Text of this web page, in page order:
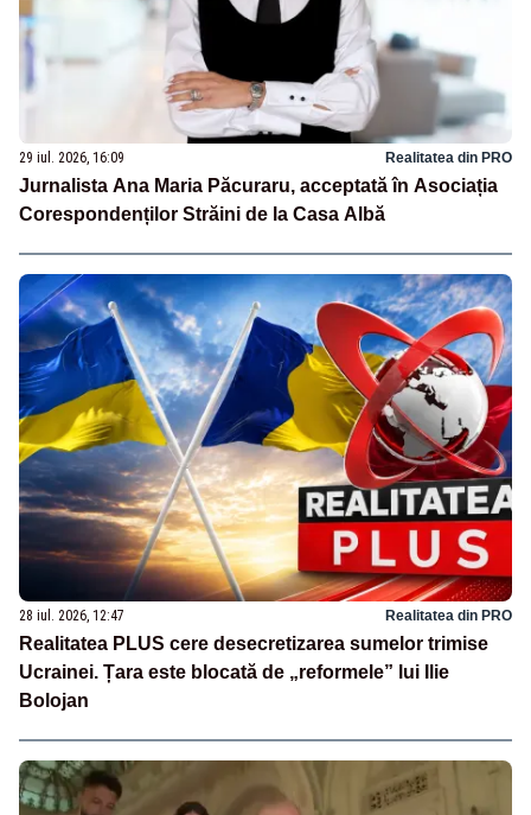
29 iul. 2026, 16:09 Realitatea din PRO
Jurnalista Ana Maria Păcuraru, acceptată în Asociația
Corespondenților Străini de la Casa Albă
28 iul. 2026, 12:47 Realitatea din PRO
Realitatea PLUS cere desecretizarea sumelor trimise
Ucrainei. Țara este blocată de „reformele” lui Ilie
Bolojan